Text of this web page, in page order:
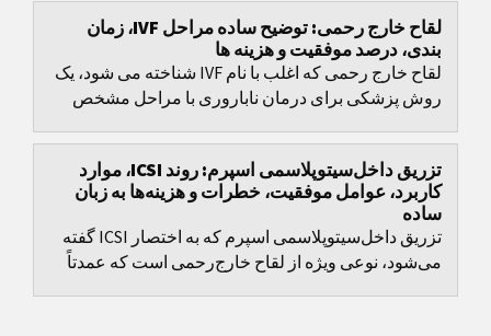
لقاح خارج رحمی: توضیح ساده مراحل IVF، زمان
بندی، درصد موفقیت و هزینه ها
لقاح خارج رحمی که اغلب با نام IVF شناخته می شود، یک
روش پزشکی برای درمان ناباروری با مراحل مشخص
زمان...
تزریق داخل‌سیتوپلاسمی اسپرم: روند ICSI، موارد
کاربرد، عوامل موفقیت، خطرات و هزینه‌ها به زبان
ساده
تزریق داخل‌سیتوپلاسمی اسپرم که به اختصار ICSI گفته
می‌شود، نوعی ویژه از لقاح خارج‌رحمی است که عمدتاً